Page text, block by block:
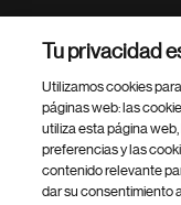
Footer Site Search
Tu privacidad
Utilizamos cookies
páginas web: las
utiliza esta página
preferencias y las
contenido relevante
dar su consentimiento